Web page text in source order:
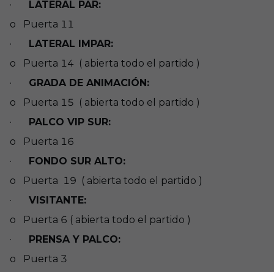
· LATERAL PAR:
o Puerta 11
· LATERAL IMPAR:
o Puerta 14 ( abierta todo el partido )
· GRADA DE ANIMACIÓN:
o Puerta 15 ( abierta todo el partido )
· PALCO VIP SUR:
o Puerta 16
· FONDO SUR ALTO:
o Puerta 19 ( abierta todo el partido )
· VISITANTE:
o Puerta 6 ( abierta todo el partido )
· PRENSA Y PALCO:
o Puerta 3